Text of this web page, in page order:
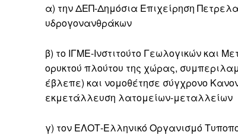
α) την ΔΕΠ-Δημόσια Επιχείρηση
υδρογονανθράκων
β) το ΙΓΜΕ-Ινστιτούτο Γεωλογικών και
ορυκτού πλούτου της χώρας,
έβλεπε) και νομοθέτησε σύγχρονο
εκμετάλλευση λατομείων-μεταλλείων
γ) τον ΕΛΟΤ-Ελληνικό Οργανισμό